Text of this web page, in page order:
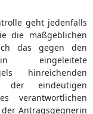
geht jedenfalls
die maßgeblichen
das gegen den
eingeleitete
hinreichenden
der eindeutigen
verantwortlichen
Antragsgegnerin